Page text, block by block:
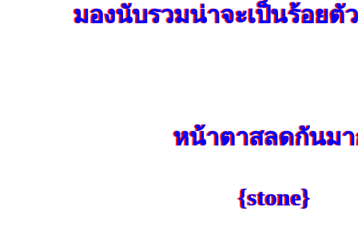
มองนับรวมน่าจะเป็นร้อยตั
หน้าตาสลดกันม
{stone}